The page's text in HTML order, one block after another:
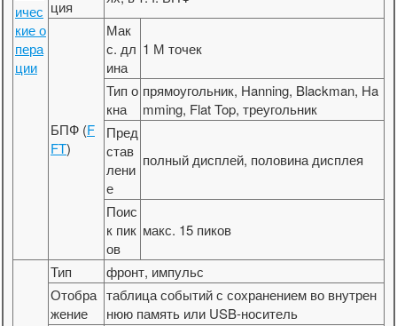
ичес
кие о
пера
ции
ция
БПФ (F
FT)
Мак
с. дл
ина
1 М точек
Тип о
кна
прямоугольник, Hanning, Blackman, Ha
mming, Flat Top, треугольник
Пред
став
лени
е
полный дисплей, половина дисплея
Поис
к пик
ов
макс. 15 пиков
Тип
фронт, импульс
Отобра
жение
таблица событий с сохранением во внутрен
нюю память или USB-носитель